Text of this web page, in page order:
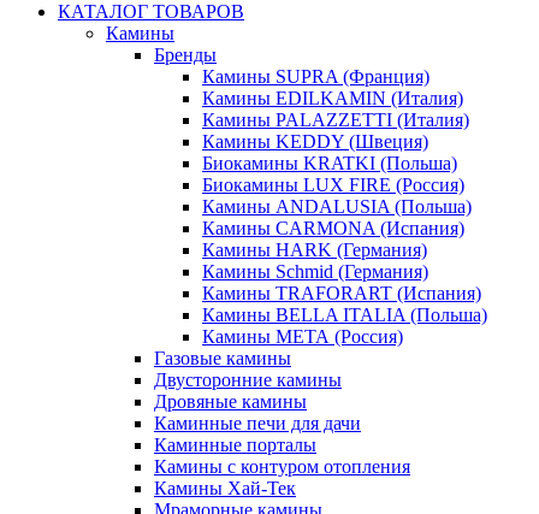
КАТАЛОГ ТОВАРОВ
Камины
Бренды
Камины SUPRA (Франция)
Камины EDILKAMIN (Италия)
Камины PALAZZETTI (Италия)
Камины KEDDY (Швеция)
Биокамины KRATKI (Польша)
Биокамины LUX FIRE (Россия)
Камины ANDALUSIA (Польша)
Камины CARMONA (Испания)
Камины HARK (Германия)
Камины Schmid (Германия)
Камины TRAFORART (Испания)
Камины BELLA ITALIA (Польша)
Камины МЕТА (Россия)
Газовые камины
Двусторонние камины
Дровяные камины
Каминные печи для дачи
Каминные порталы
Камины с контуром отопления
Камины Хай-Тек
Мраморные камины